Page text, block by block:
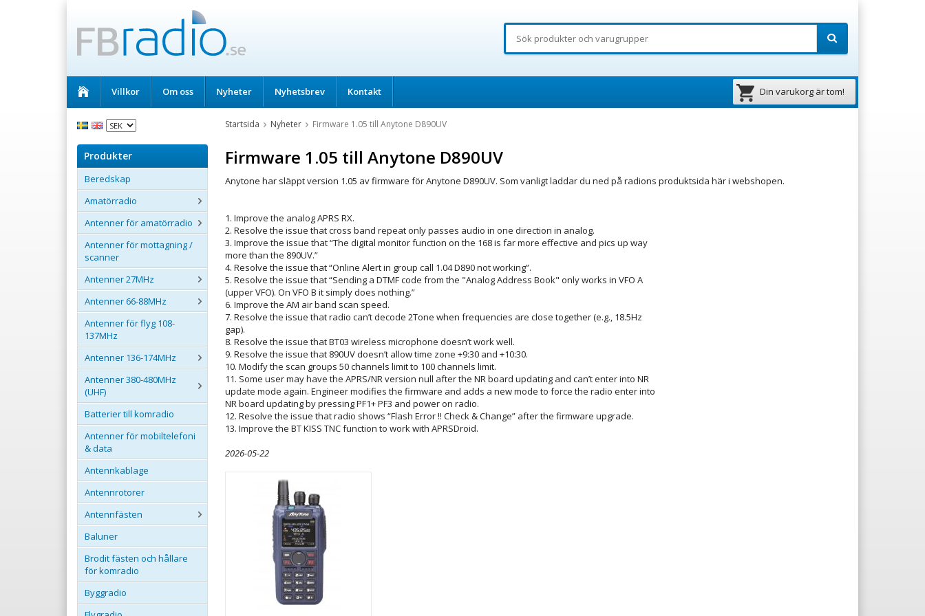
Villkor Om oss Nyheter Nyhetsbrev Kontakt Din varukorg är tom!
Produkter
Beredskap
Amatörradio
Antenner för amatörradio
Antenner för mottagning /
scanner
Antenner 27MHz
Antenner 66-88MHz
Antenner för flyg 108-
137MHz
Antenner 136-174MHz
Antenner 380-480MHz
(UHF)
Batterier till komradio
Antenner för mobiltelefoni
& data
Antennkablage
Antennrotorer
Antennfästen
Baluner
Brodit fästen och hållare
för komradio
Byggradio
Startsida Nyheter Firmware 1.05 till Anytone D890UV
Firmware 1.05 till Anytone D890UV
Anytone har släppt version 1.05 av firmware för Anytone D890UV. Som vanligt laddar du ned på radions produktsida här i webshopen.
1. Improve the analog APRS RX.
2. Resolve the issue that cross band repeat only passes audio in one direction in analog.
3. Improve the issue that “The digital monitor function on the 168 is far more effective and pics up way
more than the 890UV.”
4. Resolve the issue that “Online Alert in group call 1.04 D890 not working”.
5. Resolve the issue that “Sending a DTMF code from the "Analog Address Book" only works in VFO A
(upper VFO). On VFO B it simply does nothing.”
6. Improve the AM air band scan speed.
7. Resolve the issue that radio can’t decode 2Tone when frequencies are close together (e.g., 18.5Hz
gap).
8. Resolve the issue that BT03 wireless microphone doesn’t work well.
9. Resolve the issue that 890UV doesn’t allow time zone +9:30 and +10:30.
10. Modify the scan groups 50 channels limit to 100 channels limit.
11. Some user may have the APRS/NR version null after the NR board updating and can’t enter into NR
update mode again. Engineer modifies the firmware and adds a new mode to force the radio enter into
NR board updating by pressing PF1+ PF3 and power on radio.
12. Resolve the issue that radio shows “Flash Error !! Check & Change” after the firmware upgrade.
13. Improve the BT KISS TNC function to work with APRSDroid.
2026-05-22